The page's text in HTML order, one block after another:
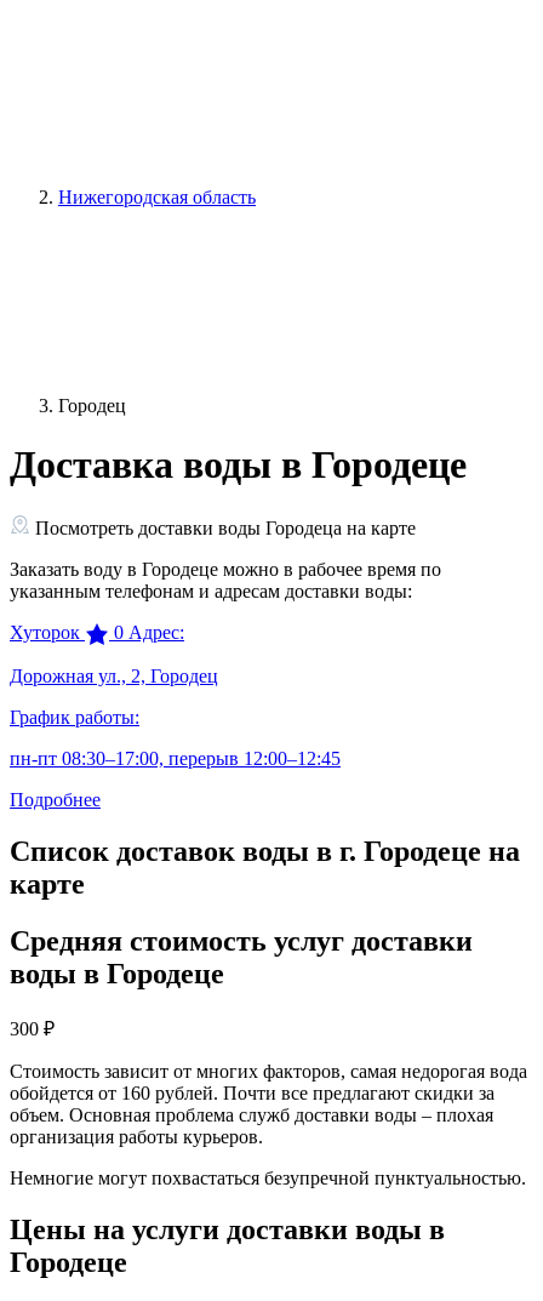
Нижегородская область
Городец
Доставка воды в Городеце
Посмотреть доставки воды Городеца на карте
Заказать воду в Городеце можно в рабочее время по
указанным телефонам и адресам доставки воды:
Хуторок
0 Адрес:
Дорожная ул., 2, Городец
График работы:
пн-пт 08:30–17:00, перерыв 12:00–12:45
Подробнее
Список доставок воды в г. Городеце на
карте
Средняя стоимость услуг доставки
воды в Городеце
300 ₽
Стоимость зависит от многих факторов, самая недорогая вода
обойдется от 160 рублей. Почти все предлагают скидки за
объем. Основная проблема служб доставки воды – плохая
организация работы курьеров.
Немногие могут похвастаться безупречной пунктуальностью.
Цены на услуги доставки воды в
Городеце